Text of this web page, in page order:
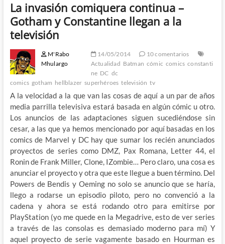
La invasión comiquera continua –
Gotham y Constantine llegan a la
televisión
M'Rabo
Mhulargo
14/05/2014
10 comentarios
Actualidad Batman cómic comics constanti
ne DC dc
comics gotham hellblazer superhéroes televisión tv
A la velocidad a la que van las cosas de aquí a un par de años
media parrilla televisiva estará basada en algún cómic u otro.
Los anuncios de las adaptaciones siguen sucediéndose sin
cesar, a las que ya hemos mencionado por aquí basadas en los
comics de Marvel y DC hay que sumar los recién anunciados
proyectos de series como DMZ, Pax Romana, Letter 44, el
Ronin de Frank Miller, Clone, IZombie… Pero claro, una cosa es
anunciar el proyecto y otra que este llegue a buen término. Del
Powers de Bendis y Oeming no solo se anuncio que se haría,
llego a rodarse un episodio piloto, pero no convenció a la
cadena y ahora se está rodando otro para emitirse por
PlayStation (yo me quede en la Megadrive, esto de ver series
a través de las consolas es demasiado moderno para mí) Y
aquel proyecto de serie vagamente basado en Hourman es